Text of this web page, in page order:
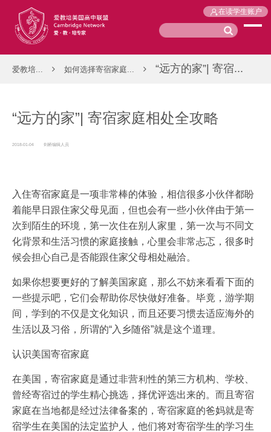
在读学生账户
爱教培... 如何选择寄宿家庭... “远方的家”| 寄宿...
“远方的家”| 寄宿家庭相处全攻略
2018-01-04 剑桥编辑人员
入住寄宿家庭是一项非常棒的体验，相信很多小伙伴都盼
着能早日跟住家父母见面，但也会有一些小伙伴由于第一
次到陌生的环境，第一次住在别人家里，第一次与不同文
化背景和生活习惯的家庭接触，心里会非常忐忑，很多时
候会担心自己是否能跟住家父母相处融洽。
如果你想要更好的了解美国家庭，那么不妨来看看下面的
一些提示吧，它们会帮助你尽快做好准备。毕竟，游学期
间，学到的不仅是文化知识，而且还要习惯去适应海外的
生活以及习俗，所谓的“入乡随俗”就是这个道理。
认识美国寄宿家庭
在美国，寄宿家庭是通过非营利性的第三方机构、学校、
曾经寄宿过的学生精心挑选，择优评选出来的。而且寄宿
家庭在当地都是经过法律备案的，寄宿家庭的爸妈就是寄
宿学生在美国的法定监护人，他们将对寄宿学生的学习生